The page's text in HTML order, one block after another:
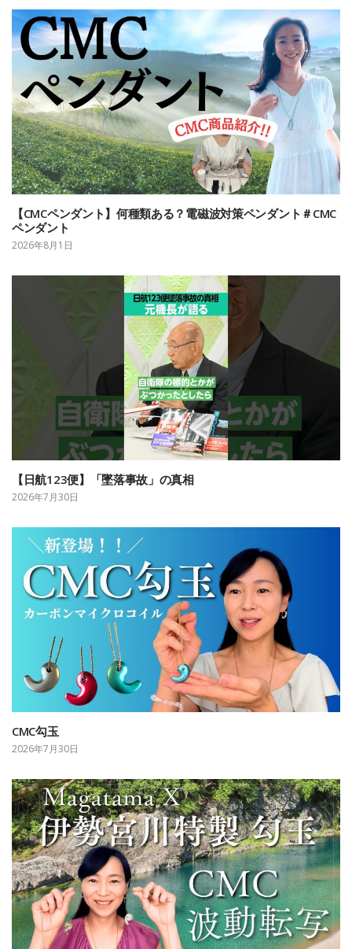
【CMCペンダント】何種類ある？電磁波対策ペンダント＃CMC
ペンダント
2026年8月1日
【日航123便】「墜落事故」の真相
2026年7月30日
CMC勾玉
2026年7月30日